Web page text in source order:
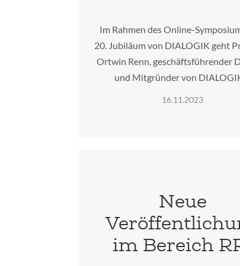
Im Rahmen des Online-
20. Jubiläum von DIALOGIK geht
Ortwin Renn, geschäftsführender
und Mitgründer von
16.11.2023
Neue
im Bereich